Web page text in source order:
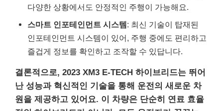
다양한 상황에서도 안정적인 주행이 가능해요.
스마트 인포테인먼트 시스템: 최신 기술이 탑재된
인포테인먼트 시스템이 있어, 주행 중에도 편리하고
즐겁게 정보를 확인하고 조작할 수 있답니다.
결론적으로, 2023 XM3 E-TECH 하이브리드는 뛰어
난 성능과 혁신적인 기술을 통해 운전의 새로운 차
원을 제공하고 있어요. 이 차량은 단순히 연료 효율